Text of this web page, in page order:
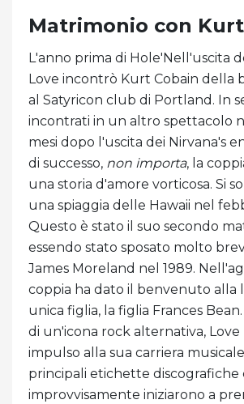
Matrimonio con
L'anno prima di Hole'Nell'uscita
Love incontrò Kurt Cobain della
al Satyricon club di Portland. In
incontrati in un altro spettacolo
mesi dopo l'uscita dei Nirvana's
di successo, non importa, la
una storia d'amore vorticosa. Si
una spiaggia delle Hawaii nel
Questo è stato il suo secondo
essendo stato sposato molto
James Moreland nel 1989.
coppia ha dato il benvenuto alla
unica figlia, la figlia Frances
di un'icona rock alternativa,
impulso alla sua carriera
principali etichette discografiche
improvvisamente iniziarono a